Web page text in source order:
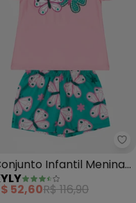
Infantil Menina
Infantil Menina
(Rosa)
52,60R$ 116,90